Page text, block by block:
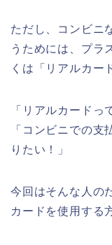
ただし、コンビニ
うためには、プラ
くは「リアルカー
「リアルカードっ
「コンビニでの
りたい！」
今回はそんな人の
カードを使用する